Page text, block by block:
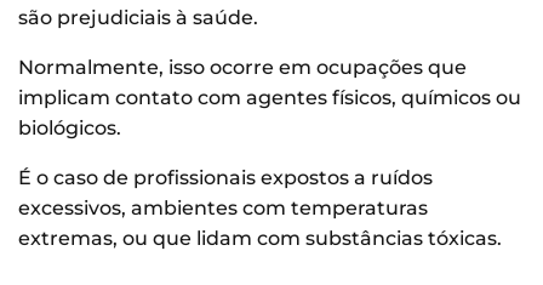
são prejudiciais à saúde.
Normalmente, isso ocorre em ocupações que
implicam contato com agentes físicos, químicos ou
biológicos.
É o caso de profissionais expostos a ruídos
excessivos, ambientes com temperaturas
extremas, ou que lidam com substâncias tóxicas.